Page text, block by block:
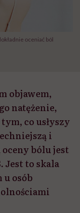
oceniać ból
objawem,
natężenie,
co usłyszy
i
bólu jest
Jest to skala
osób